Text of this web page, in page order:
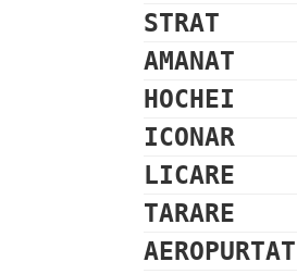
STRAT
AMANAT
HOCHEI
ICONAR
LICARE
TARARE
AEROPURTAT